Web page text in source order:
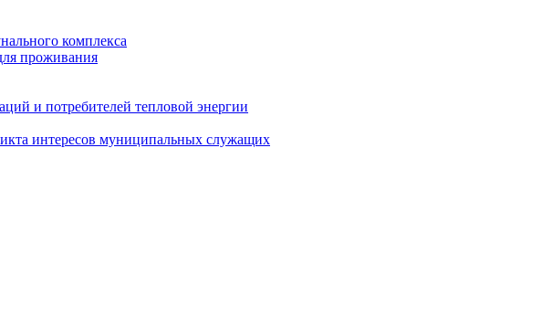
комплекса
проживания
и потребителей тепловой энергии
интересов муниципальных служащих